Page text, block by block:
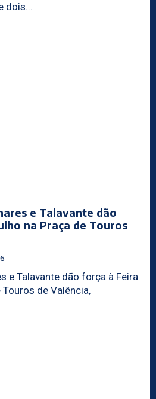
dois...
e Talavante dão
na Praça de Touros
e Talavante dão força à Feira
de Valência,